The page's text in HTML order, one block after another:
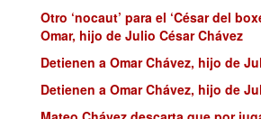
Otro ‘nocaut’ para el ‘César del
Omar, hijo de Julio César Chávez
Detienen a Omar Chávez, hijo de
Detienen a Omar Chávez, hijo de